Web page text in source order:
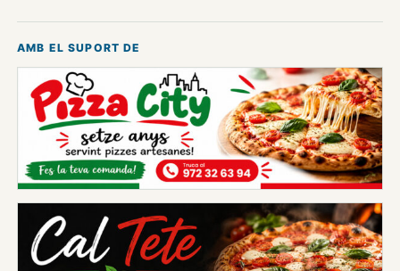
AMB EL SUPORT DE